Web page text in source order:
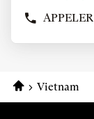
obtenir
informations
APPELER
AFFICHER
DU
POINT
AccueilVietnam